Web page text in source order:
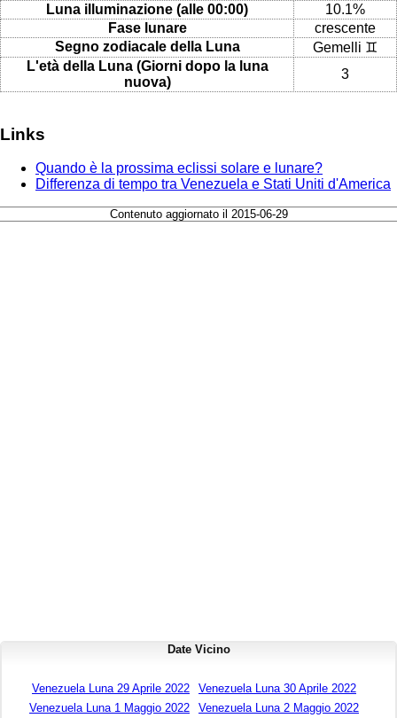
Luna illuminazione (alle 00:00)
10.1%
Fase lunare
crescente
Segno zodiacale della Luna
Gemelli ♊
L'età della Luna (Giorni dopo la luna
nuova)
3
Links
Quando è la prossima eclissi solare e lunare?
Differenza di tempo tra Venezuela e Stati Uniti d'America
Contenuto aggiornato il 2015-06-29
Date Vicino
Venezuela Luna 29 Aprile 2022
Venezuela Luna 30 Aprile 2022
Venezuela Luna 1 Maggio 2022
Venezuela Luna 2 Maggio 2022